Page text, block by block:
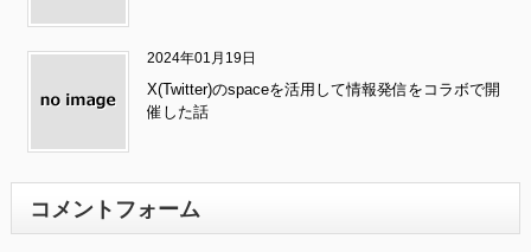
2024年01月19日
X(Twitter)のspaceを活用して情報発信をコラボで開
催した話
コメントフォーム